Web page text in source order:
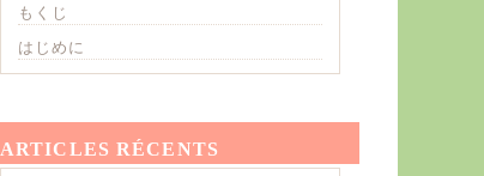
もくじ
はじめに
ARTICLES RÉCENTS